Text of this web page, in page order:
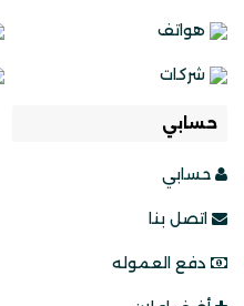
هواتف
شركات
حسابي
حسابي
اتصل بنا
دفع العموله